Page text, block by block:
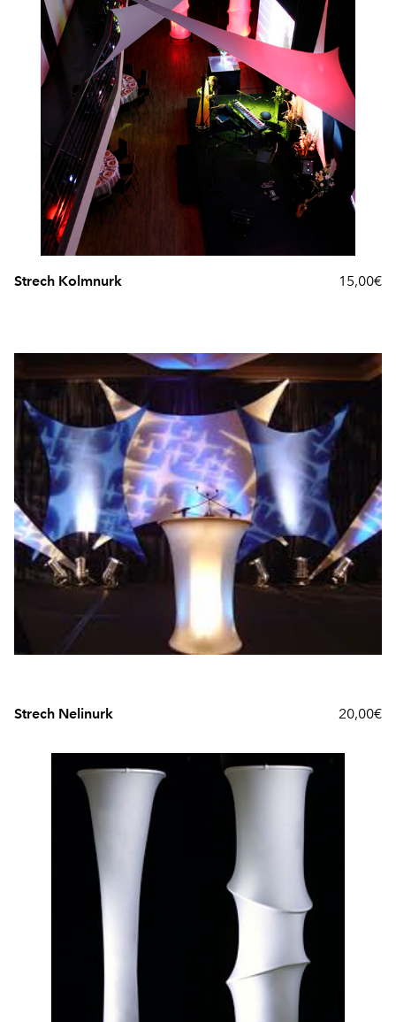
Strech Kolmnurk 15,00€
Strech Nelinurk 20,00€